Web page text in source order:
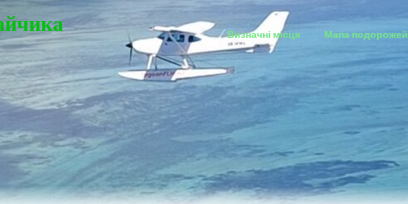
Визначні місця Мапа подорожей